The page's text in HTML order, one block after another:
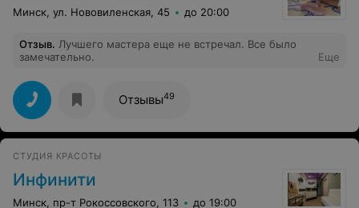
Минск, ул. Нововиленская, 45 до 20:00
Отзыв. Лучшего мастера еще не встречал. Все было
замечательно.
Еще
Отзывы49
СТУДИЯ КРАСОТЫ
Инфинити
Минск, пр-т Рокоссовского, 113 до 19:00